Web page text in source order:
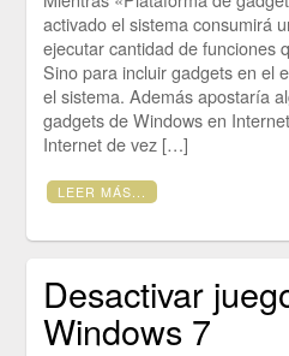
activado el sistema consumirá
ejecutar cantidad de funciones
Sino para incluir gadgets en el
el sistema. Además apostaría
gadgets de Windows en
Internet de vez […]
LEER MÁS...
Desactivar
Windows 7